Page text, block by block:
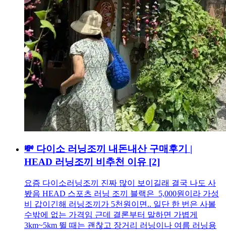
💸 다이소 러닝조끼 내돈내산 구매후기 |
HEAD 러닝조끼 비추천 이유 [2]
요즘 다이소러닝조끼 진짜 많이 보이길래 결국 나도 사
봤음 HEAD 스포츠 러닝 조끼 블랙은 5,000원이라 가성
비 갑이긴해 러닝조끼가 5천원이면.. 일단 한 번은 사볼
수밖에 없는 가격임 근데 결론부터 말하면 가볍게
3km~5km 뛸 때는 괜찮고 장거리 러닝이나 여름 러닝용